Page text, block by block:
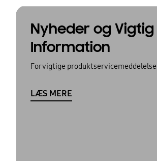
Nyheder og Vigtig
Information
For vigtige
LÆS MERE